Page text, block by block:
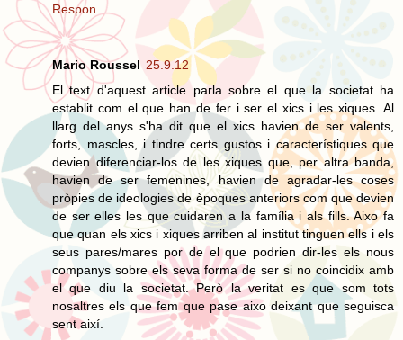
Respon
Mario Roussel 25.9.12
El text d'aquest article parla sobre el que la societat ha
establit com el que han de fer i ser el xics i les xiques. Al
llarg del anys s'ha dit que el xics havien de ser valents,
forts, mascles, i tindre certs gustos i característiques que
devien diferenciar-los de les xiques que, per altra banda,
havien de ser femenines, havien de agradar-les coses
pròpies de ideologies de èpoques anteriors com que devien
de ser elles les que cuidaren a la família i als fills. Aixo fa
que quan els xics i xiques arriben al institut tinguen ells i els
seus pares/mares por de el que podrien dir-les els nous
companys sobre els seva forma de ser si no coincidix amb
el que diu la societat. Però la veritat es que som tots
nosaltres els que fem que pase aixo deixant que seguisca
sent així.